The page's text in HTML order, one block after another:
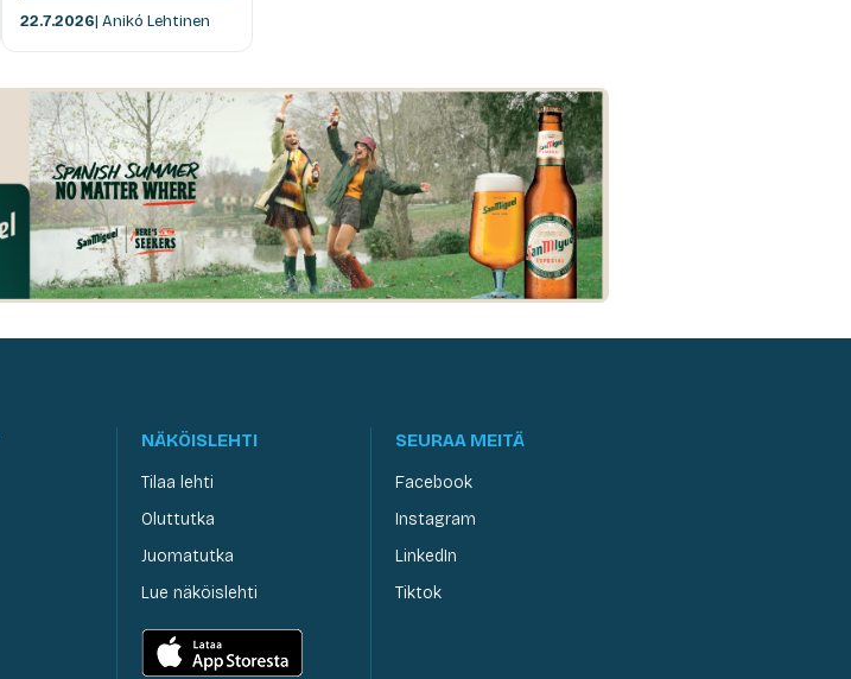
22.7.2026| Anikó Lehtinen
NÄKÖISLEHTI
Tilaa lehti
Oluttutka
Juomatutka
Lue näköislehti
SEURAA MEITÄ
Facebook
Instagram
LinkedIn
Tiktok